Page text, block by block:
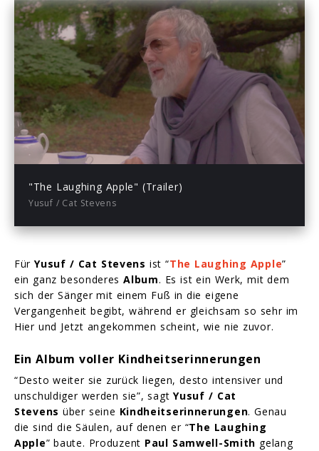
Play
-03:24
Mute
Enter
Play
"The Laughing Apple" (Trailer)
Yusuf / Cat Stevens
FürYusuf / Cat Stevens ist “The Laughing Apple”
ein ganz besonderesAlbum. Es ist ein Werk, mit dem
sich der Sänger mit einem Fuß in die eigene
Vergangenheit begibt, während er gleichsam so sehr im
Hier und Jetzt angekommen scheint, wie nie zuvor.
Ein Album voller Kindheitserinnerungen
“Desto weiter sie zurück liegen, desto intensiver und
unschuldiger werden sie”, sagtYusuf / Cat
Stevens über seine Kindheitserinnerungen. Genau
die sind die Säulen, auf denen er “The Laughing
Apple” baute. Produzent Paul Samwell-Smith gelang